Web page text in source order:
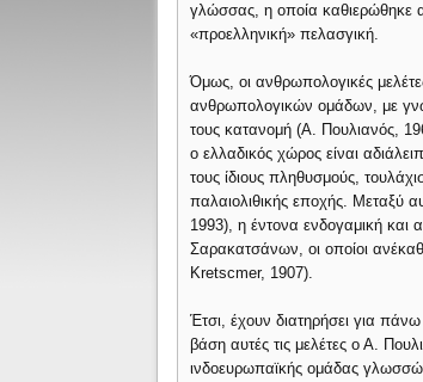
γλώσσας, η οποία καθιερώθηκε
«προελληνική» πελασγική.
Όμως, οι ανθρωπολογικές
ανθρωπολογικών ομάδων, με
τους κατανομή (Α. Πουλιανός,
ο ελλαδικός χώρος είναι
τους ίδιους πληθυσμούς,
παλαιολιθικής εποχής. Μεταξύ
1993), η έντονα ενδογαμική και
Σαρακατσάνων, οι οποίοι
Kretscmer, 1907).
Έτσι, έχουν διατηρήσει για
βάση αυτές τις μελέτες ο Α.
ινδοευρωπαϊκής ομάδας